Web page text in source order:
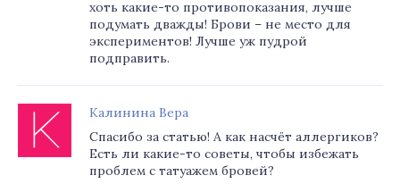
хоть какие-то противопоказания, лучше
подумать дважды! Брови – не место для
экспериментов! Лучше уж пудрой
подправить.
Калинина Вера
Спасибо за статью! А как насчёт аллергиков?
Есть ли какие-то советы, чтобы избежать
проблем с татуажем бровей?